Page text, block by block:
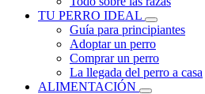
TU PERRO IDEAL
Guía para principiantes
Adoptar un perro
Comprar un perro
La llegada del perro a casa
ALIMENTACIÓN